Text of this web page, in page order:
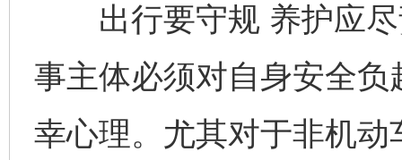
出行要守规 养护应尽
事主体必须对自身安全
幸心理。尤其对于非机